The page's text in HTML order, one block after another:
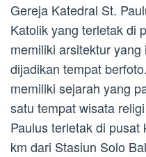
Gereja Katedral St.
Katolik yang terletak di
memiliki arsitektur
dijadikan tempat
memiliki sejarah yang
satu tempat wisata
Paulus terletak di
km dari Stasiun Solo